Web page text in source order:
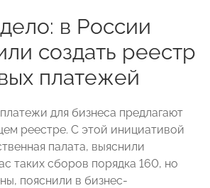
в России
создать реестр
платежей
для бизнеса предлагают
реестре. С этой инициативой
палата, выяснили
таких сборов порядка 160, но
пояснили в бизнес-